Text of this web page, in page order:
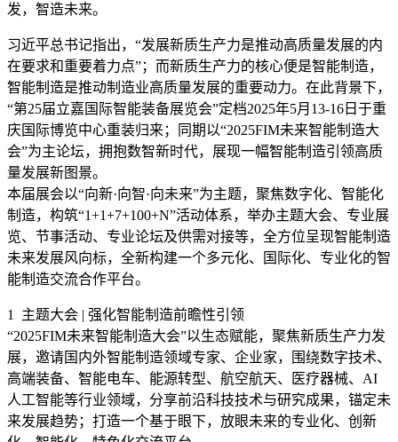
发，智造未来。
习近平总书记指出，“发展新质生产力是推动高质量发展的内
在要求和重要着力点”；而新质生产力的核心便是智能制造，
智能制造是推动制造业高质量发展的重要动力。在此背景下，
“第25届立嘉国际智能装备展览会”定档2025年5月13-16日于重
庆国际博览中心重装归来；同期以“2025FIM未来智能制造大
会”为主论坛，拥抱数智新时代，展现一幅智能制造引领高质
量发展新图景。
本届展会以“向新·向智·向未来”为主题，聚焦数字化、智能化
制造，构筑“1+1+7+100+N”活动体系，举办主题大会、专业展
览、节事活动、专业论坛及供需对接等，全方位呈现智能制造
未来发展风向标，全新构建一个多元化、国际化、专业化的智
能制造交流合作平台。
1 主题大会 | 强化智能制造前瞻性引领
“2025FIM未来智能制造大会”以生态赋能，聚焦新质生产力发
展，邀请国内外智能制造领域专家、企业家，围绕数字技术、
高端装备、智能电车、能源转型、航空航天、医疗器械、AI
人工智能等行业领域，分享前沿科技技术与研究成果，锚定未
来发展趋势；打造一个基于眼下，放眼未来的专业化、创新